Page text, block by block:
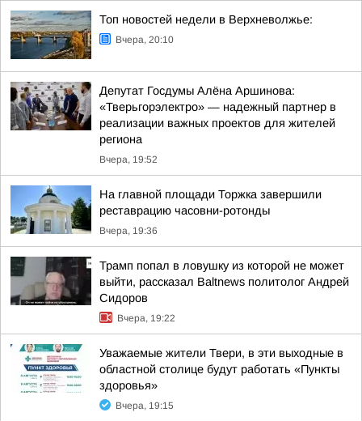
Топ новостей недели в Верхневолжье:
Вчера, 20:10
Депутат Госдумы Алёна Аршинова:
«Тверьгорэлектро» — надежный партнер в
реализации важных проектов для жителей
региона
Вчера, 19:52
На главной площади Торжка завершили
реставрацию часовни-ротонды
Вчера, 19:36
Трамп попал в ловушку из которой не может
выйти, рассказал Baltnews политолог Андрей
Сидоров
Вчера, 19:22
Уважаемые жители Твери, в эти выходные в
областной столице будут работать «Пункты
здоровья»
Вчера, 19:15